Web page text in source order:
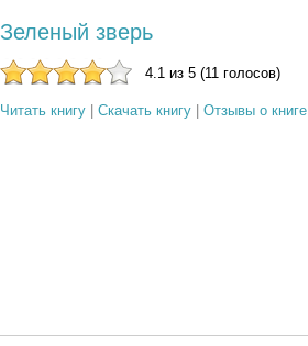
Зеленый зверь
4.1 из 5 (11 голосов)
Читать книгу| Скачать книгу| Отзывы о книге